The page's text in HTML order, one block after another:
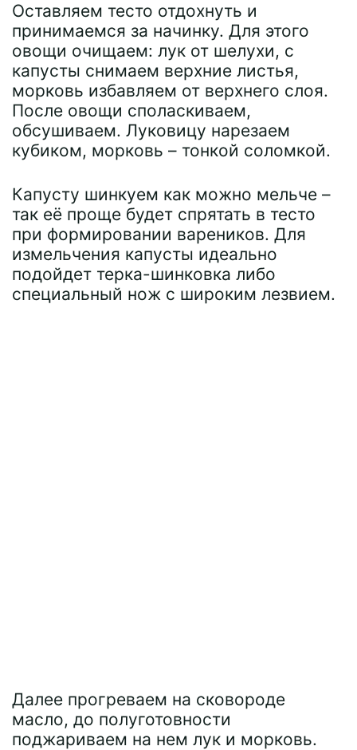
Оставляем тесто отдохнуть и
принимаемся за начинку. Для этого
овощи очищаем: лук от шелухи, с
капусты снимаем верхние листья,
морковь избавляем от верхнего слоя.
После овощи споласкиваем,
обсушиваем. Луковицу нарезаем
кубиком, морковь – тонкой соломкой.
Капусту шинкуем как можно мельче –
так её проще будет спрятать в тесто
при формировании вареников. Для
измельчения капусты идеально
подойдет терка-шинковка либо
специальный нож с широким лезвием.
Далее прогреваем на сковороде
масло, до полуготовности
поджариваем на нем лук и морковь.